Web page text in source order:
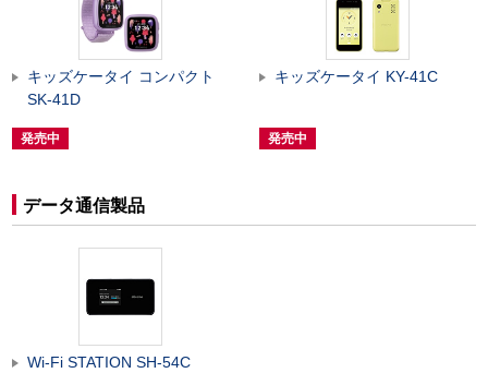
キッズケータイ コンパクト
SK-41D
発売中
キッズケータイ KY-41C
発売中
データ通信製品
Wi-Fi STATION SH-54C